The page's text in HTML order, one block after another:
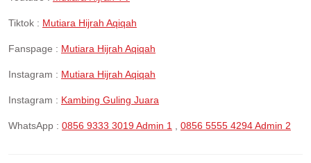
Tiktok : Mutiara Hijrah Aqiqah
Fanspage : Mutiara Hijrah Aqiqah
Instagram : Mutiara Hijrah Aqiqah
Instagram : Kambing Guling Juara
WhatsApp : 0856 9333 3019 Admin 1 0856 5555 4294 Admin 2